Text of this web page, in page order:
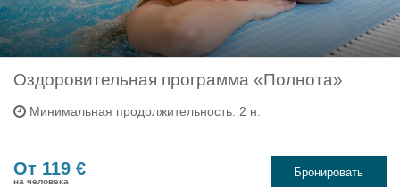
Оздоровительная программа «Полнота»
Минимальная продолжительность: 2 н.
От 119 €
на человека
Бронировать